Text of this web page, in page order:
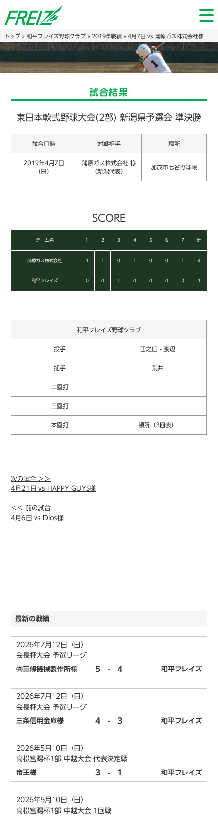
トップ» 和平フレイズ野球クラブ» 2019年戦績» 4月7日 vs 蒲原ガス株式会社様
試合結果
東日本軟式野球大会(2部) 新潟県予選会 準決勝
試合日時 対戦相手 場所
2019年4月7日
（日）
蒲原ガス株式会社 様
（新潟代表）
加茂市七谷野球場
SCORE
チーム名 1 2 3 4 5 6 7 計
蒲原ガス株式会社 1 1 0 1 0 0 1 4
和平フレイズ 0 0 1 0 0 0 0 1
和平フレイズ野球クラブ
投手 田之口 - 渡辺
捕手 荒井
二塁打
三塁打
本塁打 頓所（3回表）
次の試合 ＞＞
4月21日 vs HAPPY GUYS様
＜＜ 前の試合
4月6日 vs Dios様
最新の戦績
2026年7月12日（日）
会長杯大会 予選リーグ
㈱三條機械製作所様 5 - 4 和平フレイズ
2026年7月12日（日）
会長杯大会 予選リーグ
三条信用金庫様 4 - 3 和平フレイズ
2026年5月10日（日）
高松宮賜杯1部 中越大会 代表決定戦
帝王様 3 - 1 和平フレイズ
2026年5月10日（日）
高松宮賜杯1部 中越大会 1回戦